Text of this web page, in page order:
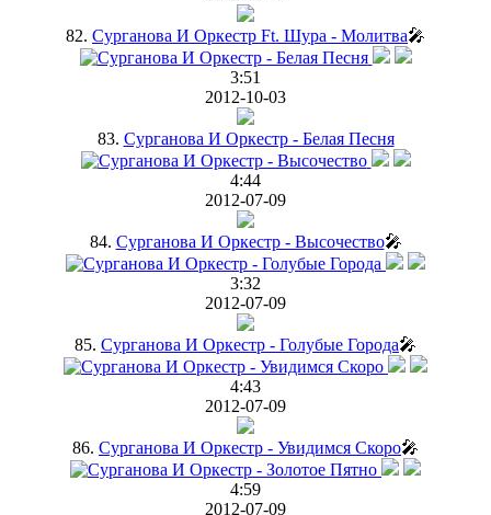
82. Сурганова И Оркестр Ft. Шура - Молитва🎤
3:51
2012-10-03
83. Сурганова И Оркестр - Белая Песня
4:44
2012-07-09
84. Сурганова И Оркестр - Высочество🎤
3:32
2012-07-09
85. Сурганова И Оркестр - Голубые Города🎤
4:43
2012-07-09
86. Сурганова И Оркестр - Увидимся Скоро🎤
4:59
2012-07-09